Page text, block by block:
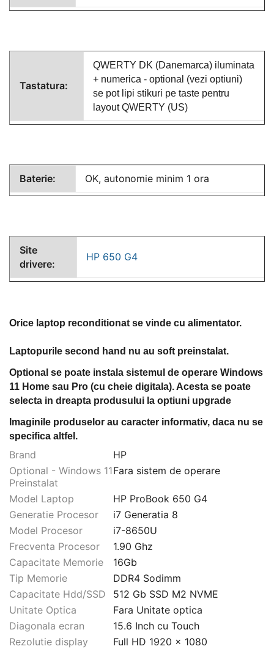
Tastatura:
QWERTY DK (Danemarca) iluminata
+ numerica - optional (vezi optiuni)
se pot lipi stikuri pe taste pentru
layout QWERTY (US)
Baterie: OK, autonomie minim 1 ora
Site
drivere:
HP 650 G4
Orice laptop reconditionat se vinde cu alimentator.
Laptopurile second hand nu au soft preinstalat.
Optional se poate instala sistemul de operare Windows
11 Home sau Pro (cu cheie digitala). Acesta se poate
selecta in dreapta produsului la optiuni upgrade
Imaginile produselor au caracter informativ, daca nu se
specifica altfel.
Brand
HP
Optional - Windows 11
Preinstalat
Fara sistem de operare
Model Laptop
HP ProBook 650 G4
Generatie Procesor
i7 Generatia 8
Model Procesor
i7-8650U
Frecventa Procesor
1.90 Ghz
Capacitate Memorie
16Gb
Tip Memorie
DDR4 Sodimm
Capacitate Hdd/SSD
512 Gb SSD M2 NVME
Unitate Optica
Fara Unitate optica
Diagonala ecran
15.6 Inch cu Touch
Rezolutie display
Full HD 1920 x 1080